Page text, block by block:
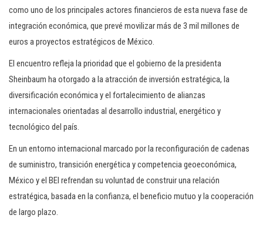
como uno de los principales actores financieros de esta nueva fase de
integración económica, que prevé movilizar más de 3 mil millones de
euros a proyectos estratégicos de México.
El encuentro refleja la prioridad que el gobierno de la presidenta
Sheinbaum ha otorgado a la atracción de inversión estratégica, la
diversificación económica y el fortalecimiento de alianzas
internacionales orientadas al desarrollo industrial, energético y
tecnológico del país.
En un entorno internacional marcado por la reconfiguración de cadenas
de suministro, transición energética y competencia geoeconómica,
México y el BEI refrendan su voluntad de construir una relación
estratégica, basada en la confianza, el beneficio mutuo y la cooperación
de largo plazo.